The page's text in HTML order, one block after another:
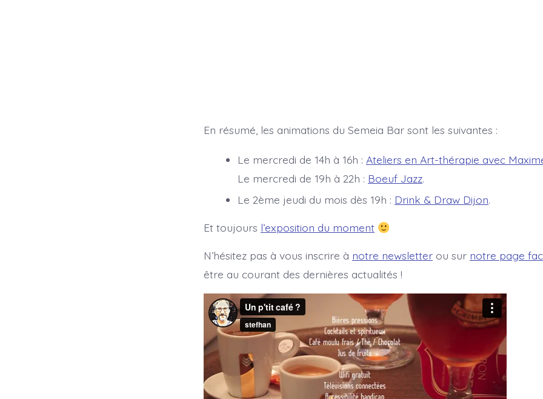
En résumé, les animations du Semeia Bar sont les suivantes :
Le mercredi de 14h à 16h : Ateliers en Art-thérapie avec
Le mercredi de 19h à 22h : Boeuf Jazz.
Le 2ème jeudi du mois dès 19h : Drink & Draw Dijon.
Et toujours l’exposition du moment
N’hésitez pas à vous inscrire à notre newsletter ou sur notre page
être au courant des dernières actualités !